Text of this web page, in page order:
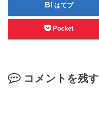
はてブ
Pocket
コメントを残す